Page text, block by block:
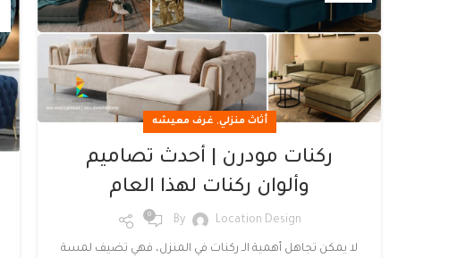
أثاث منزلي, غرف معيشه
ركنات مودرن | أحدث تصاميم
وألوان ركنات لهذا العام
By Location Design
0
لا يمكن تجاهل أهمية الـ ركنات في المنزل، فهي تضيف لمسة